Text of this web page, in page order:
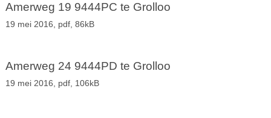
Amerweg 19 9444PC te Grolloo
19 mei 2016, pdf, 86kB
Amerweg 24 9444PD te Grolloo
19 mei 2016, pdf, 106kB